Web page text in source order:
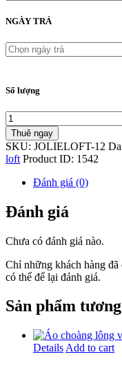
NGÀY TRẢ
Số lượng
Thuê ngay
SKU: JOLIELOFT-12
loft Product ID: 1542
Đánh giá (0)
Đánh giá
Chưa có đánh giá nào.
Chỉ những khách hàng đã
có thể để lại đánh giá.
Sản phẩm
Details Add to cart